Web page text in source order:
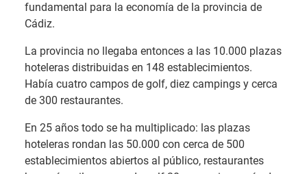
fundamental para la economía de la provincia de
Cádiz.
La provincia no llegaba entonces a las 10.000 plazas
hoteleras distribuidas en 148 establecimientos.
Había cuatro campos de golf, diez campings y cerca
de 300 restaurantes.
En 25 años todo se ha multiplicado: las plazas
hoteleras rondan las 50.000 con cerca de 500
establecimientos abiertos al público, restaurantes